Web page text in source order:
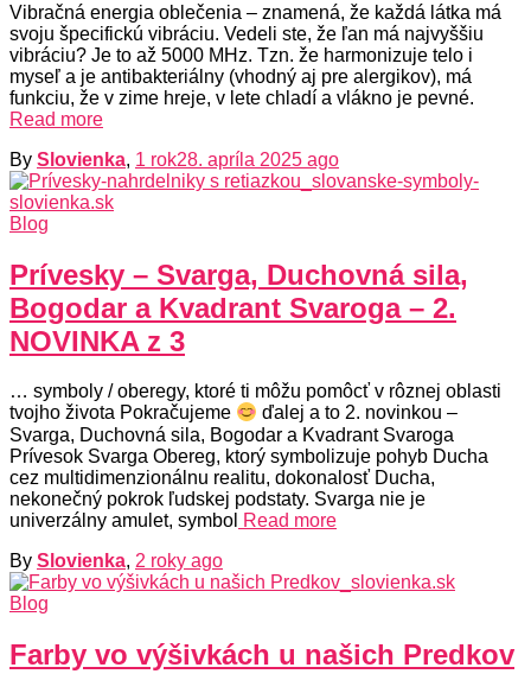
Vibračná energia oblečenia – znamená, že každá látka má
svoju špecifickú vibráciu. Vedeli ste, že ľan má najvyššiu
vibráciu? Je to až 5000 MHz. Tzn. že harmonizuje telo i
myseľ a je antibakteriálny (vhodný aj pre alergikov), má
funkciu, že v zime hreje, v lete chladí a vlákno je pevné.
Read more
By Slovienka, 1 rok28. apríla 2025 ago
Blog
Prívesky – Svarga, Duchovná sila,
Bogodar a Kvadrant Svaroga – 2.
NOVINKA z 3
… symboly / oberegy, ktoré ti môžu pomôcť v rôznej oblasti
tvojho života Pokračujeme
ďalej a to 2. novinkou –
Svarga, Duchovná sila, Bogodar a Kvadrant Svaroga
Prívesok Svarga Obereg, ktorý symbolizuje pohyb Ducha
cez multidimenzionálnu realitu, dokonalosť Ducha,
nekonečný pokrok ľudskej podstaty. Svarga nie je
univerzálny amulet, symbol Read more
By Slovienka, 2 roky ago
Blog
Farby vo výšivkách u našich Predkov